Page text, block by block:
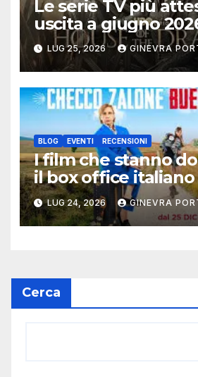
Le serie TV più
uscita a giugno
LUG 25, 2026 GINEVRA
BLOG EVENTI RECENSIONI
I film che stanno
il box office italiano
LUG 24, 2026 GINEVRA
Cerca